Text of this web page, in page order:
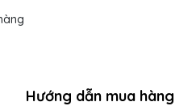
Hướng dẫn mua hàng